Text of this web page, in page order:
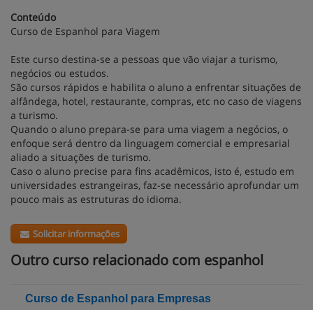
Conteúdo
Curso de Espanhol para Viagem
Este curso destina-se a pessoas que vão viajar a turismo,
negócios ou estudos.
São cursos rápidos e habilita o aluno a enfrentar situações de
alfândega, hotel, restaurante, compras, etc no caso de viagens
a turismo.
Quando o aluno prepara-se para uma viagem a negócios, o
enfoque será dentro da linguagem comercial e empresarial
aliado a situações de turismo.
Caso o aluno precise para fins acadêmicos, isto é, estudo em
universidades estrangeiras, faz-se necessário aprofundar um
pouco mais as estruturas do idioma.
Solicitar informações
Outro curso relacionado com espanhol
Curso de Espanhol para Empresas